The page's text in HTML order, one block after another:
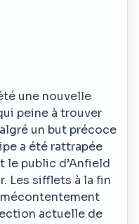
une nouvelle
peine à trouver
un but précoce
a été rattrapée
le public d’Anfield
Les sifflets à la fin
actuelle de